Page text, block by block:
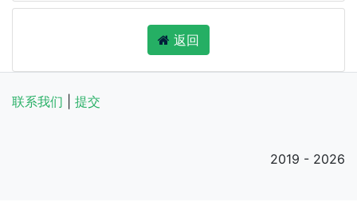
返回
联系我们 提交
2019 - 2026